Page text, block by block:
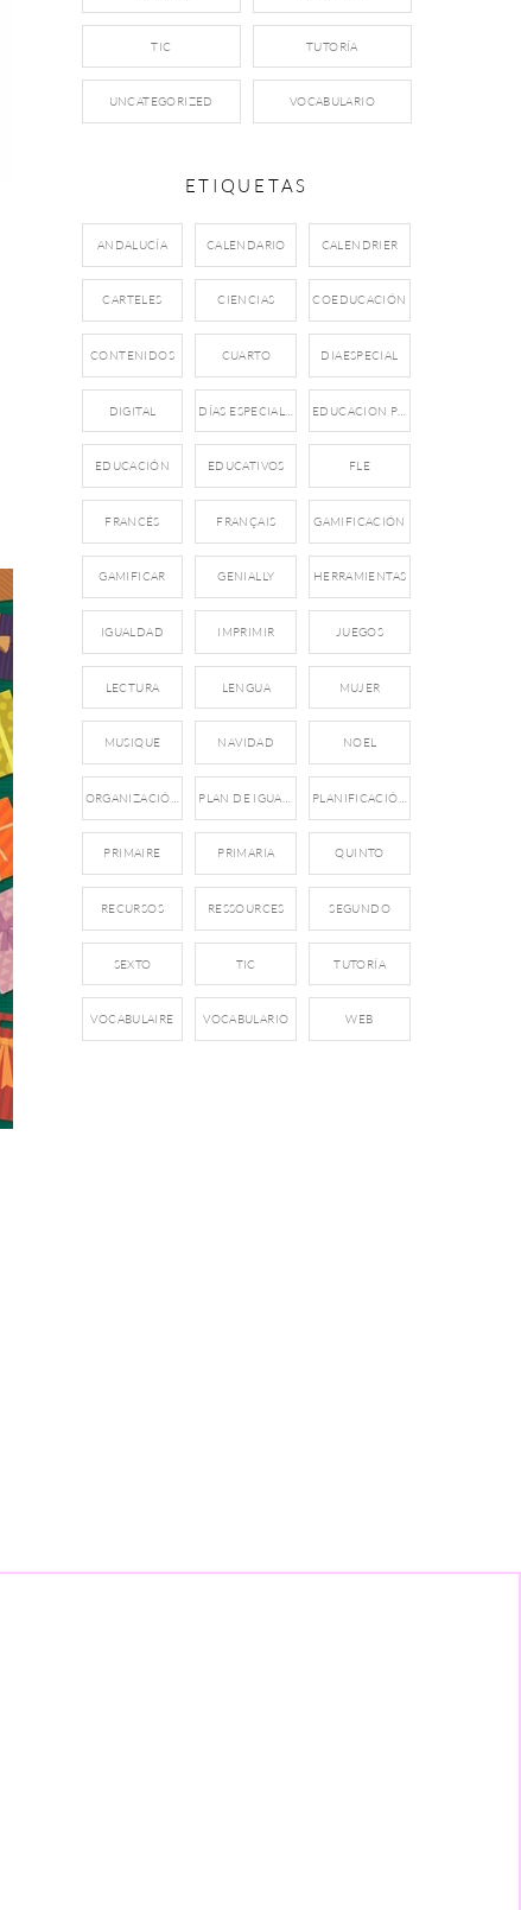
TIC TUTORÍA
UNCATEGORIZED VOCABULARIO
ETIQUETAS
ANDALUCÍA CALENDARIO CALENDRIER
CARTELES CIENCIAS COEDUCACIÓN
CONTENIDOS CUARTO DIAESPECIAL
DIGITAL
EDUCACIÓN EDUCATIVOS FLE
FRANCÉS FRANÇAIS GAMIFICACIÓN
GAMIFICAR GENIALLY HERRAMIENTAS
IGUALDAD IMPRIMIR JUEGOS
LECTURA LENGUA MUJER
MUSIQUE NAVIDAD NOEL
PRIMAIRE PRIMARIA QUINTO
RECURSOS RESSOURCES SEGUNDO
SEXTO TIC TUTORÍA
VOCABULAIRE VOCABULARIO WEB